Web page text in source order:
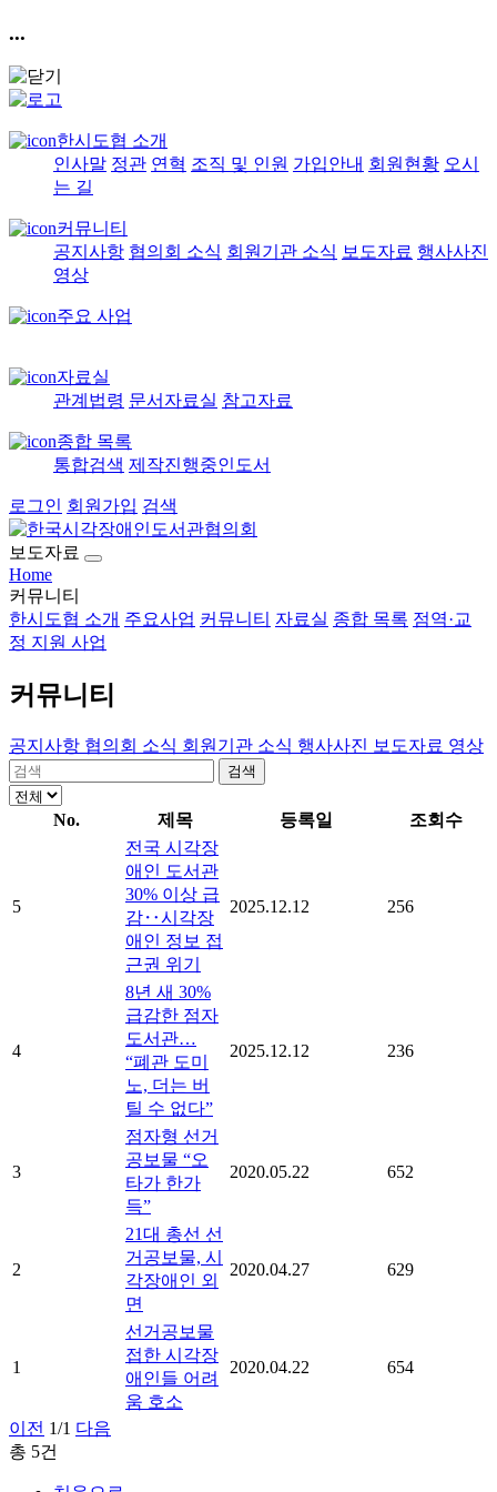
...
한시도협 소개
인사말 정관 연혁 조직 및 인원 가입안내 회원현황 오시
는 길
커뮤니티
공지사항 협의회 소식 회원기관 소식 보도자료 행사사진
영상
주요 사업
자료실
관계법령 문서자료실 참고자료
종합 목록
통합검색 제작진행중인도서
로그인 회원가입 검색
보도자료
Home
커뮤니티
한시도협 소개 주요사업 커뮤니티 자료실 종합 목록 점역·교
정 지원 사업
커뮤니티
공지사항 협의회 소식 회원기관 소식 행사사진 보도자료 영상
검색
No. 제목 등록일 조회수
5
전국 시각장
애인 도서관
30% 이상 급
감‥시각장
애인 정보 접
근권 위기
2025.12.12 256
4
8년 새 30%
급감한 점자
도서관…
“폐관 도미
노, 더는 버
틸 수 없다”
2025.12.12 236
3
점자형 선거
공보물 “오
타가 한가
득”
2020.05.22 652
2
21대 총선 선
거공보물, 시
각장애인 외
면
2020.04.27 629
1
선거공보물
접한 시각장
애인들 어려
움 호소
2020.04.22 654
이전 1/1 다음
총 5건